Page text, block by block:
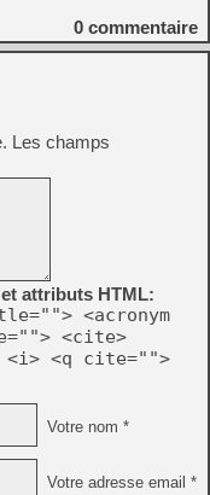
0 commentaire
Les champs
attributs HTML:
<acronym
<cite>
<i> <q cite="">
Votre nom *
Votre adresse email *